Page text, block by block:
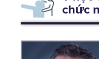
chức